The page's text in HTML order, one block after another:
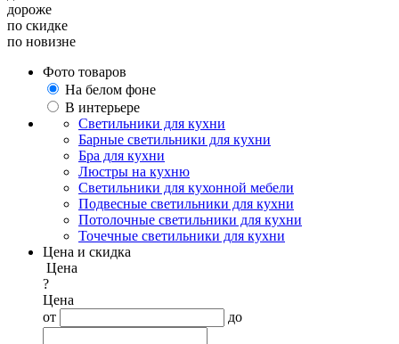
дороже
по скидке
по новизне
Фото товаров
На белом фоне
В интерьере
Светильники для кухни
Барные светильники для кухни
Бра для кухни
Люстры на кухню
Светильники для кухонной мебели
Подвесные светильники для кухни
Потолочные светильники для кухни
Точечные светильники для кухни
Цена и скидка
Цена
?
Цена
от
до